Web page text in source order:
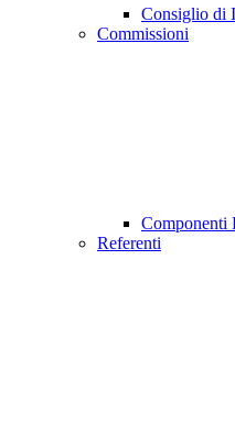
Consiglio di
Commissioni
Componenti
Referenti